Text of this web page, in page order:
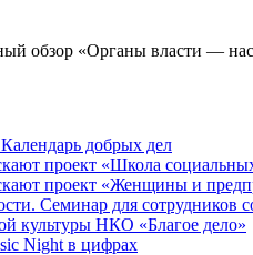
обзор «Органы власти —
добрых дел
проект «Школа
проект «Женщины и
Семинар для сотрудников
культуры НКО «Благое дело»
Night в цифрах